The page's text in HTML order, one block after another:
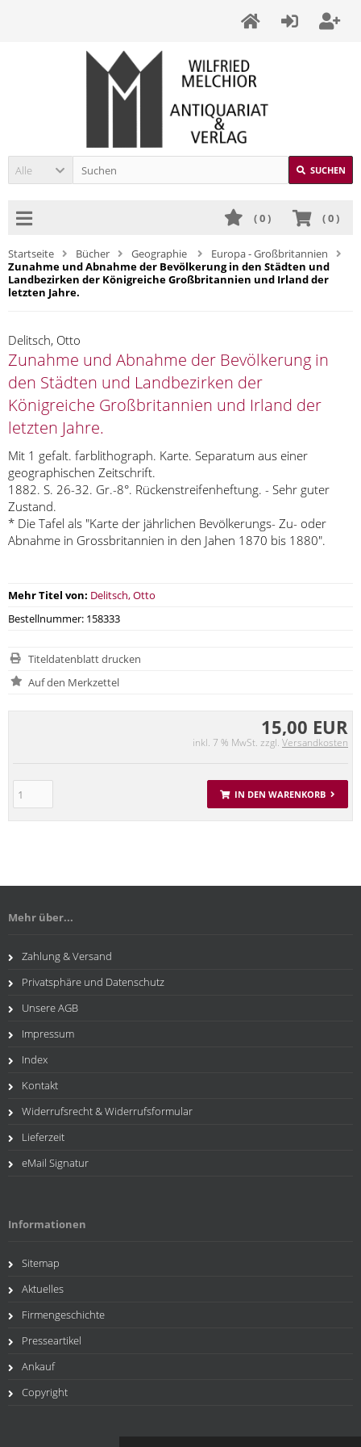
Alle SUCHEN
(0)
(0)
Startseite Bücher Geographie
Europa - Großbritannien
Zunahme und Abnahme der Bevölkerung in den Städten und
Landbezirken der Königreiche Großbritannien und Irland der
letzten Jahre.
Delitsch, Otto
Zunahme und Abnahme der Bevölkerung in
den Städten und Landbezirken der
Königreiche Großbritannien und Irland der
letzten Jahre.
Mit 1 gefalt. farblithograph. Karte. Separatum aus einer
geographischen Zeitschrift.
1882. S. 26-32. Gr.-8°. Rückenstreifenheftung. - Sehr guter
Zustand.
* Die Tafel als "Karte der jährlichen Bevölkerungs- Zu- oder
Abnahme in Grossbritannien in den Jahen 1870 bis 1880".
15,00 EUR
inkl. 7 % MwSt. zzgl. Versandkosten
IN DEN WARENKORB
Mehr Titel von: Delitsch, Otto
Bestellnummer: 158333
Titeldatenblatt drucken
Mehr über...
Zahlung & Versand
Privatsphäre und Datenschutz
Unsere AGB
Impressum
Index
Kontakt
Widerrufsrecht & Widerrufsformular
Lieferzeit
eMail Signatur
Informationen
Sitemap
Aktuelles
Firmengeschichte
Presseartikel
Ankauf
Copyright